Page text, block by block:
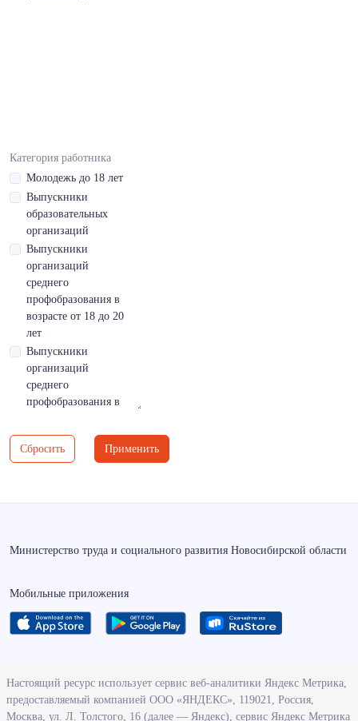
Вьетнамский,средний
- B,чтение
профессиональной
литературы
Дисциплинированность
Допуск на
перевозку
Знание
языков,базовый -
A
Знание иностранных
- С,готовность
собеседование
языков,продвинутый
- С,синхронный
Категория работника
Молодежь до 18 лет
Выпускники
образовательных
организаций
Выпускники
организаций
среднего
профобразования в
возрасте от 18 до 20
лет
Выпускники
организаций
среднего
профобразования в
лет
Пенсионеры
25 лет, окончившие
организацию
высшего или
среднего
организаций
среднего
профобразования
Сбросить Применить
Министерство труда и социального развития Новосибирской области
Мобильные приложения
О ведомстве
Деятельность министерства труда и социального развития
Настоящий ресурс использует сервис веб-аналитики Яндекс Метрика,
предоставляемый компанией ООО «ЯНДЕКС», 119021, Россия,
Москва, ул. Л. Толстого, 16 (далее — Яндекс), сервис Яндекс Метрика